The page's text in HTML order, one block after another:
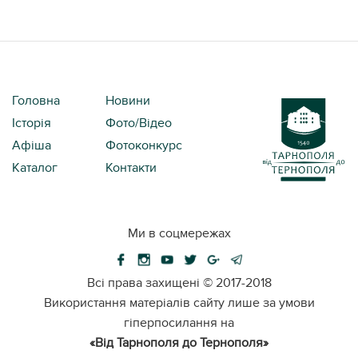
Головна
Новини
Історія
Фото/Відео
Афіша
Фотоконкурс
Каталог
Контакти
Ми в соцмережах
Всі права захищені © 2017-2018
Використання матеріалів сайту лише за умови
гіперпосилання на
«Від Тарнополя до Тернополя»